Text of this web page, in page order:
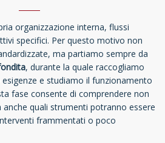
organizzazione interna, flussi
specifici. Per questo motivo non
ma partiamo sempre da
, durante la quale raccogliamo
e studiamo il funzionamento
fase consente di comprendere non
quali strumenti potranno essere
frammentati o poco